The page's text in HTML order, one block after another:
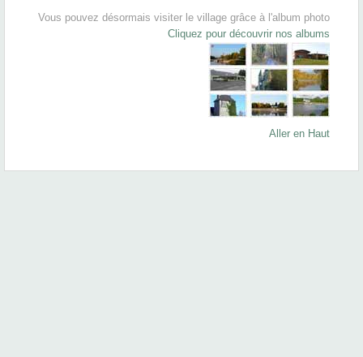
Vous pouvez désormais visiter le village grâce à l'album photo
Cliquez pour découvrir nos albums
Aller en Haut